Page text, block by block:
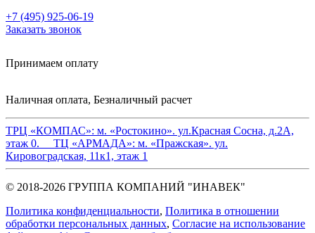
+7 (495) 925-06-19
Заказать звонок
Принимаем оплату
Наличная оплата, Безналичный расчет
ТРЦ «КОМПАС»: м. «Ростокино». ул.Красная Сосна, д.2А,
этаж 0. ТЦ «АРМАДА»: м. «Пражская». ул.
Кировоградская, 11к1, этаж 1
© 2018-2026 ГРУППА КОМПАНИЙ "ИНАВЕК"
Политика конфиденциальности, Политика в отношении
обработки персональных данных, Cогласие на использование